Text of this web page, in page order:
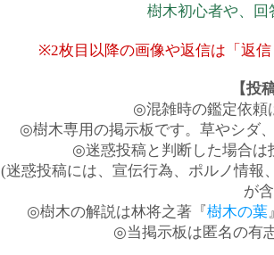
樹木初心者や、回
※2枚目以降の画像や返信は「返
【投
◎混雑時の鑑定依頼
◎樹木専用の掲示板です。草やシダ
◎迷惑投稿と判断した場合は
(迷惑投稿には、宣伝行為、ポルノ情報
が
◎樹木の解説は林将之著『樹木の葉
◎当掲示板は匿名の有